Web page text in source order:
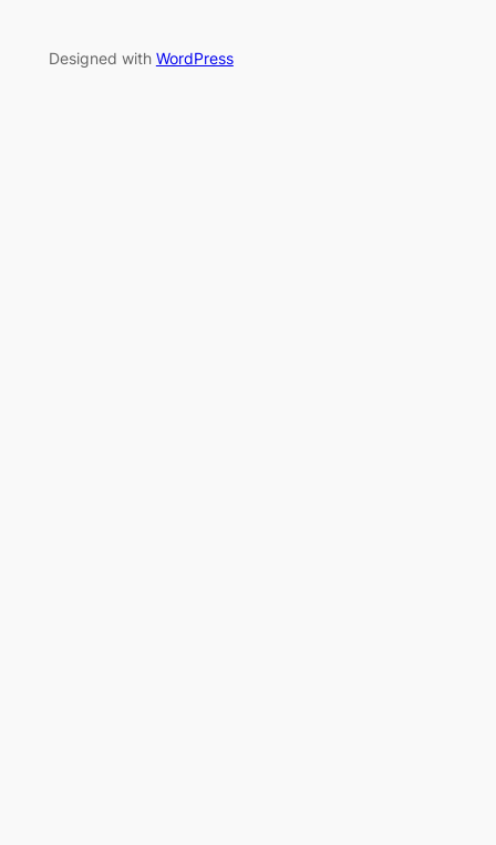
Designed with WordPress